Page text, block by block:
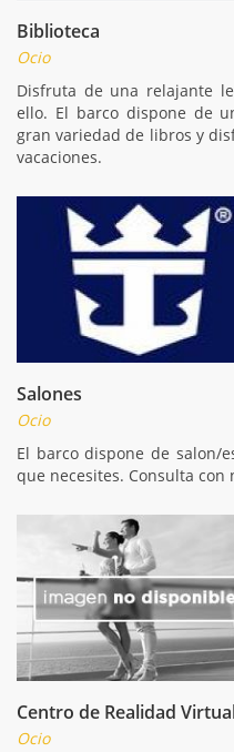
Biblioteca
Ocio
Disfruta de una relajante
ello. El barco dispone de
gran variedad de libros y
vacaciones.
Salones
Ocio
El barco dispone de salon/
que necesites. Consulta con
Centro de Realidad
Ocio